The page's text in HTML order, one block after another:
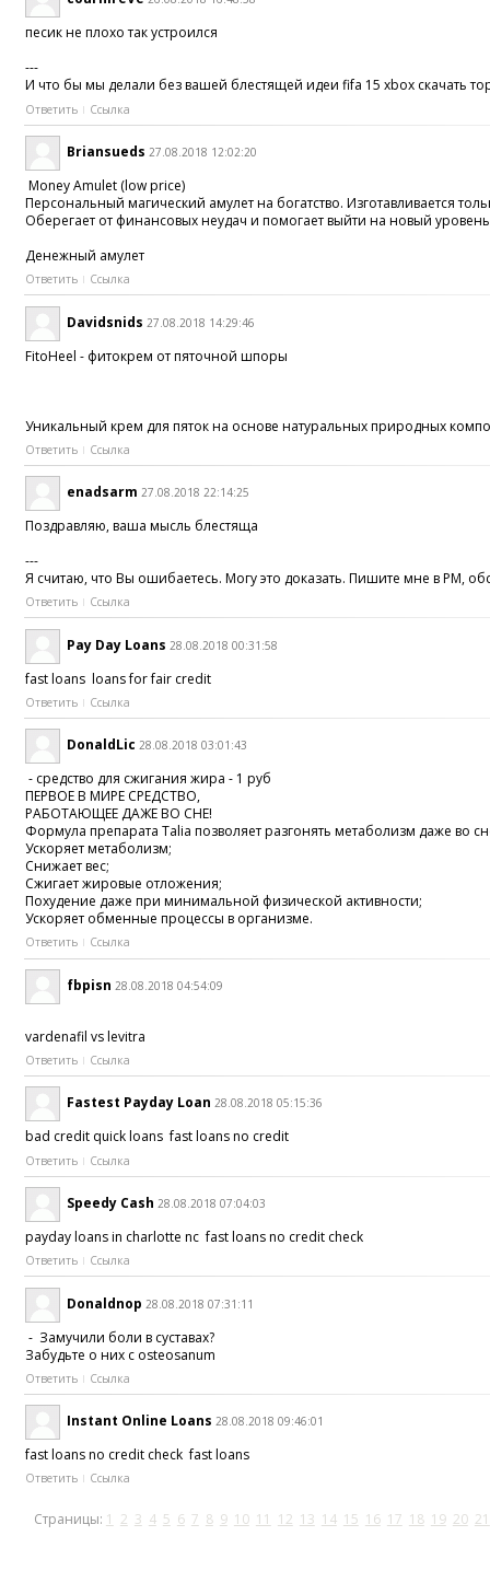
песик не плохо так устроился
---
И что бы мы делали без вашей блестящей идеи fifa 15 xbox скачать
Ответить Ссылка
Briansueds 27.08.2018 12:02:20
Money Amulet (low price)
Персональный магический амулет на богатство. Изготавливается
Оберегает от финансовых неудач и помогает выйти на новый
Денежный амулет
Ответить Ссылка
Davidsnids 27.08.2018 14:29:46
FitoHeel - фитокрем от пяточной шпоры
Уникальный крем для пяток на основе натуральных природных
Ответить Ссылка
enadsarm 27.08.2018 22:14:25
Поздравляю, ваша мысль блестяща
---
Я считаю, что Вы ошибаетесь. Могу это доказать. Пишите мне в PM,
Ответить Ссылка
Pay Day Loans 28.08.2018 00:31:58
fast loans loans for fair credit
Ответить Ссылка
DonaldLic 28.08.2018 03:01:43
- средство для сжигания жира - 1 руб
ПЕРВОЕ В МИРЕ СРЕДСТВО,
РАБОТАЮЩЕЕ ДАЖЕ ВО СНЕ!
Формула препарата Talia позволяет разгонять метаболизм даже во
Ускоряет метаболизм;
Снижает вес;
Сжигает жировые отложения;
Похудение даже при минимальной физической активности;
Ускоряет обменные процессы в организме.
Ответить Ссылка
fbpisn 28.08.2018 04:54:09
vardenafil vs levitra
Ответить Ссылка
Fastest Payday Loan 28.08.2018 05:15:36
bad credit quick loans fast loans no credit
Ответить Ссылка
Speedy Cash 28.08.2018 07:04:03
payday loans in charlotte nc fast loans no credit check
Ответить Ссылка
Donaldnop 28.08.2018 07:31:11
- Замучили боли в суставах?
Забудьте о них с osteosanum
Ответить Ссылка
Instant Online Loans 28.08.2018 09:46:01
fast loans no credit check fast loans
Ответить Ссылка
Страницы: 1 2 3 4 5 6 7 8 9 10 11 12 13 14 15 16 17 18 19 20 21